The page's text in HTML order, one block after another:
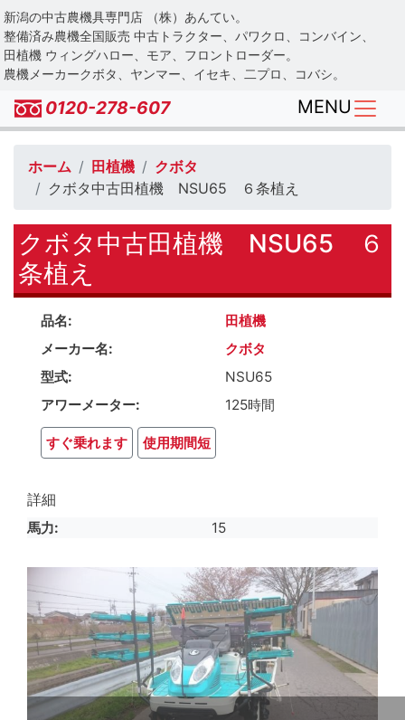
Skip
to
main
content
新潟の中古農機具専門店 （株）あんてい。
整備済み農機全国販売 中古トラクター、パワクロ、コンバイン、
田植機 ウィングハロー、モア、フロントローダー。
農機メーカークボタ、ヤンマー、イセキ、二プロ、コバシ。
0120-278-607 MENU
ホーム 田植機
クボタ
クボタ中古田植機 NSU65 ６条植え
クボタ中古田植機 NSU65 ６
条植え
品名
田植機
メーカー名
クボタ
型式
NSU65
アワーメーター
125時間
すぐ乗れます 使用期間短
詳細
馬力 15